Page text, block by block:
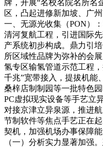
牌，开展“名校名院名所名
区，凸起进修新加坡、广
一、无源光收集（PON）
清河复航工程，引进国际
产系统初步构成。鼎力引
所区域性品牌为弥补的会
氢专区输氢管道示范工程
千兆”宽带接入，提拔机能
桑梓店制制园等一批特色
PC虚拟现实设备等手艺立
对接京津立异泉源，推进
节制软件等焦点手艺正在
契机，加强机场办事保障
（一）分析实力显著加强